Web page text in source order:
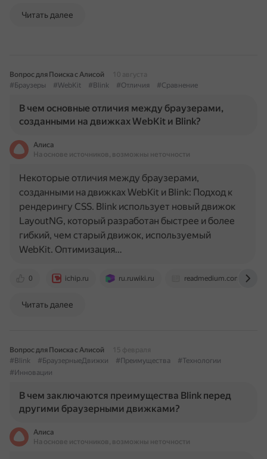
Читать далее
Вопрос для Поиска с Алисой
10 августа
#Браузеры
#WebKit #Blink #Отличия #Сравнение
В чем основные отличия между браузерами,
созданными на движках WebKit и Blink?
Алиса
На основе источников, возможны неточности
0 ichip.ru ru.ruwiki.ru readmedium.com
Некоторые отличия между браузерами,
созданными на движках WebKit и Blink: Подход к
рендерингу CSS. Blink использует новый движок
LayoutNG, который разработан быстрее и более
гибкий, чем старый движок, используемый
WebKit. Оптимизация…
Читать далее
Вопрос для Поиска с Алисой
15 февраля
#Blink
#БраузерныеДвижки #Преимущества
#Технологии
#Инновации
В чем заключаются преимущества Blink перед
другими браузерными движками?
Алиса
На основе источников, возможны неточности